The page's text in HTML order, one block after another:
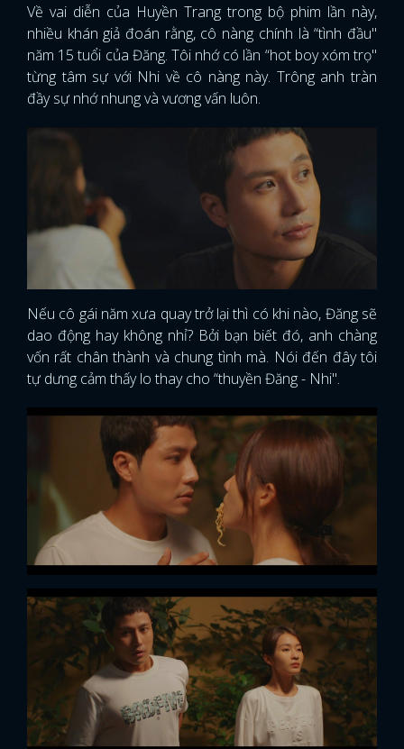
Về vai diễn của Huyền Trang trong bộ phim lần này,
nhiều khán giả đoán rằng, cô nàng chính là “tình đầu"
năm 15 tuổi của Đăng. Tôi nhớ có lần “hot boy xóm trọ"
từng tâm sự với Nhi về cô nàng này. Trông anh tràn
đầy sự nhớ nhung và vương vấn luôn.
Nếu cô gái năm xưa quay trở lại thì có khi nào, Đăng sẽ
dao động hay không nhỉ? Bởi bạn biết đó, anh chàng
vốn rất chân thành và chung tình mà. Nói đến đây tôi
tự dưng cảm thấy lo thay cho “thuyền Đăng - Nhi".